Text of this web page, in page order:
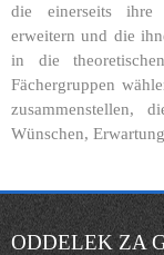
die einerseits ihre
erweitern und die
in die
Fächergruppen
zusammenstellen,
Wünschen,
ODDELEK ZA